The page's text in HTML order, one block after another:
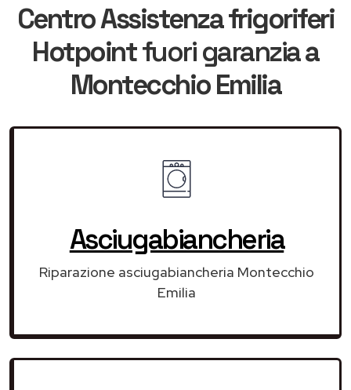
Centro Assistenza frigoriferi
Hotpointfuori garanziaa
Montecchio Emilia
Asciugabiancheria
Riparazione asciugabiancheria Montecchio
Emilia